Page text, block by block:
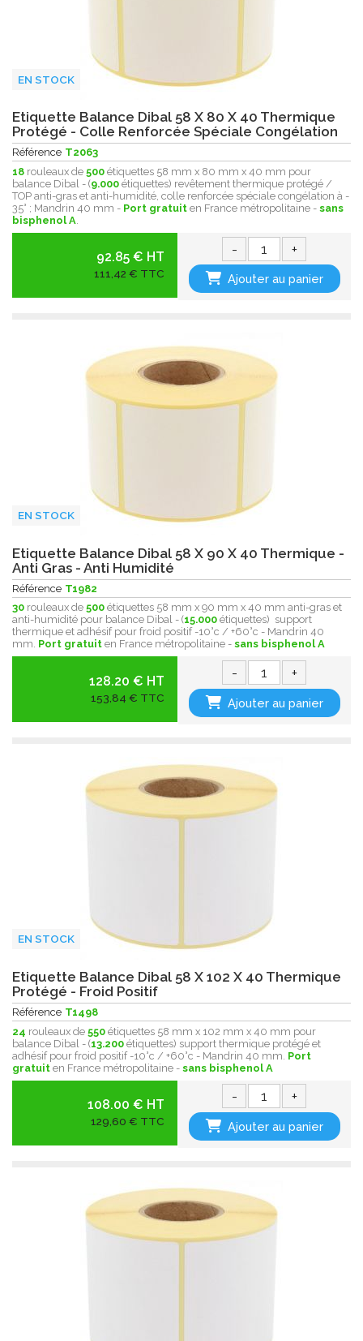
EN STOCK
Etiquette Balance Dibal 58 X 80 X 40 Thermique
Protégé - Colle Renforcée Spéciale Congélation
Référence T2063
18 rouleaux de 500 étiquettes 58 mm x 80 mm x 40 mm pour
balance Dibal - (9.000 étiquettes) revêtement thermique protégé /
TOP anti-gras et anti-humidité, colle renforcée spéciale congélation à -
35° ; Mandrin 40 mm - Port gratuit en France métropolitaine - sans
bisphenol A.
92.85 € HT
111,42 € TTC
- +
Ajouter au panier
EN STOCK
Etiquette Balance Dibal 58 X 90 X 40 Thermique -
Anti Gras - Anti Humidité
Référence T1982
30 rouleaux de 500 étiquettes 58 mm x 90 mm x 40 mm anti-gras et
anti-humidité pour balance Dibal - (15.000 étiquettes) support
thermique et adhésif pour froid positif -10°c / +60°c - Mandrin 40
mm. Port gratuit en France métropolitaine - sans bisphenol A
128.20 € HT
153,84 € TTC
- +
Ajouter au panier
EN STOCK
Etiquette Balance Dibal 58 X 102 X 40 Thermique
Protégé - Froid Positif
Référence T1498
24 rouleaux de 550 étiquettes 58 mm x 102 mm x 40 mm pour
balance Dibal - (13.200 étiquettes) support thermique protégé et
adhésif pour froid positif -10°c / +60°c - Mandrin 40 mm. Port
gratuit en France métropolitaine - sans bisphenol A
108.00 € HT
129,60 € TTC
- +
Ajouter au panier